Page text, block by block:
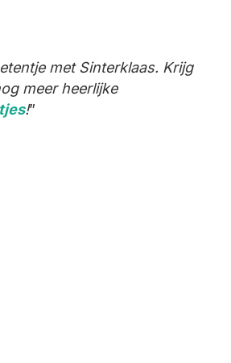
met Sinterklaas. Krijg
meer heerlijke
!